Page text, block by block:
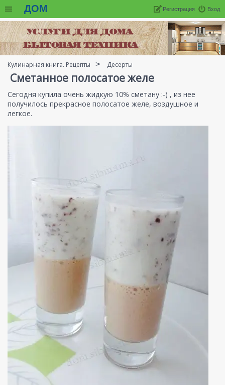
ДОМ Вход
Регистрация
Кулинарная книга. Рецепты Десерты
Сметанное полосатое желе
Сегодня купила очень жидкую 10% сметану :-) , из нее
получилось прекрасное полосатое желе, воздушное и
легкое.